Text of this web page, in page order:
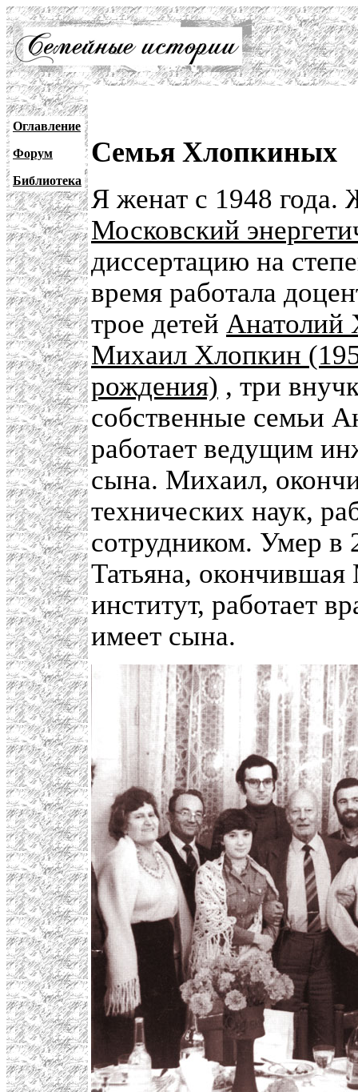
Оглавление
Форум
Библиотека
Семья Хлопкиных
Я женат с 1948 года.
Московский
диссертацию на
время работала
трое детей Анатолий
Михаил Хлопкин
рождения) , три
собственные семьи
работает ведущим
сына. Михаил,
технических наук,
сотрудником. Умер в
Татьяна,
институт, работает
имеет сына.